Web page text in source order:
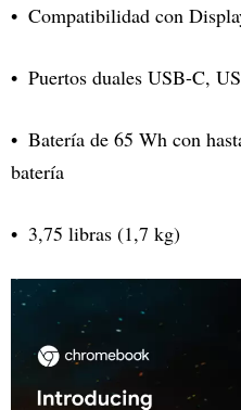
Compatibilidad con
Puertos duales USB-C,
Batería de 65 Wh con
batería
3,75 libras (1,7 kg)